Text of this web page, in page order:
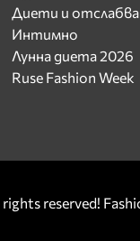
Диети и
Интимно
Лунна диета 2026
Ruse Fashion Week
reserved!